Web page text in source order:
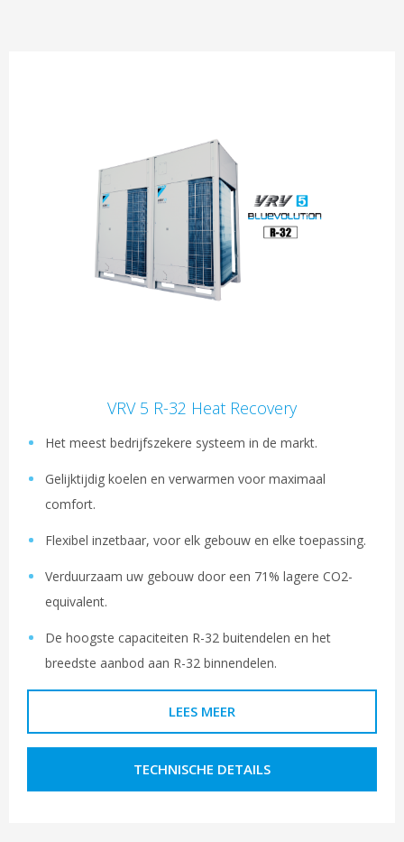
VRV 5 R-32 Heat Recovery
Het meest bedrijfszekere systeem in de markt.
Gelijktijdig koelen en verwarmen voor maximaal
comfort.
Flexibel inzetbaar, voor elk gebouw en elke toepassing.
Verduurzaam uw gebouw door een 71% lagere CO2-
equivalent.
De hoogste capaciteiten R-32 buitendelen en het
breedste aanbod aan R-32 binnendelen.
LEES MEER
TECHNISCHE DETAILS